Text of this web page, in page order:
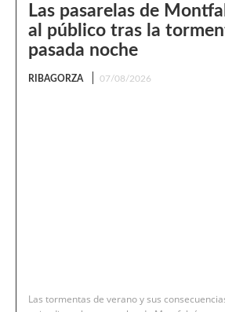
Las pasarelas de
al público tras la
pasada noche
RIBAGORZA 07/08/2026
Las tormentas de verano y sus